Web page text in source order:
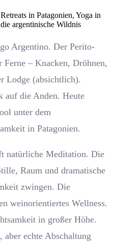
in Patagonien, Yoga in
argentinische Wildnis
Argentino. Der Perito-
– Knacken, Dröhnen,
Lodge (absichtlich).
auf die Anden. Heute
unter dem
in Patagonien.
natürliche Meditation. Die
Raum und dramatische
zwingen. Die
weinorientiertes Wellness.
in großer Höhe.
aber echte Abschaltung